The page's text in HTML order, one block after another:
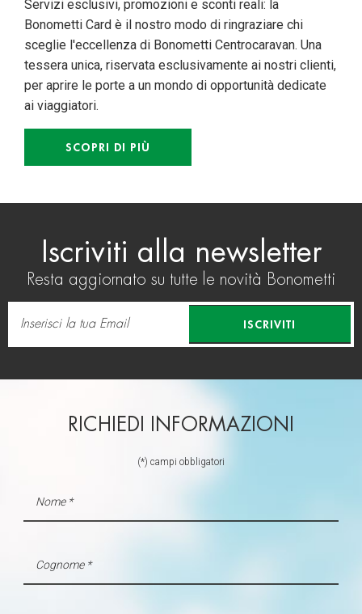
Servizi esclusivi, promozioni e sconti reali: la
Bonometti Card è il nostro modo di ringraziare chi
sceglie l'eccellenza di Bonometti Centrocaravan. Una
tessera unica, riservata esclusivamente ai nostri clienti,
per aprire le porte a un mondo di opportunità dedicate
ai viaggiatori.
SCOPRI DI PIÙ
Iscriviti alla newsletter
Resta aggiornato su tutte le novità Bonometti
ISCRIVITI
RICHIEDI INFORMAZIONI
(*) campi obbligatori